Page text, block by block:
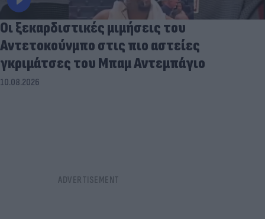
Οι ξεκαρδιστικές μιμήσεις του
Αντετοκούνμπο στις πιο αστείες
γκριμάτσες του Μπαμ Αντεμπάγιο
10.08.2026